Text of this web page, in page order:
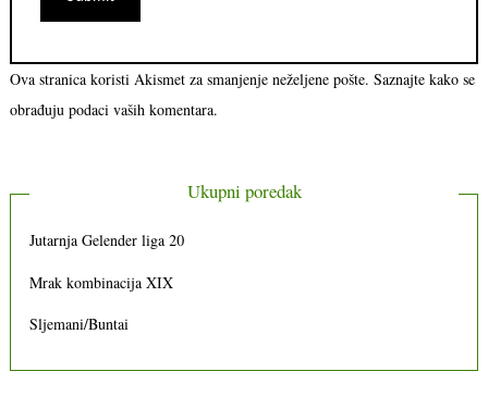
Ova stranica koristi Akismet za smanjenje neželjene pošte. Saznajte kako se
obrađuju podaci vaših komentara.
Ukupni poredak
Jutarnja Gelender liga 20
Mrak kombinacija XIX
Sljemani/Buntai